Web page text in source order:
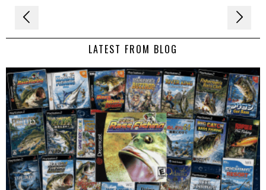
Navigation
de LATEST FROM BLOG